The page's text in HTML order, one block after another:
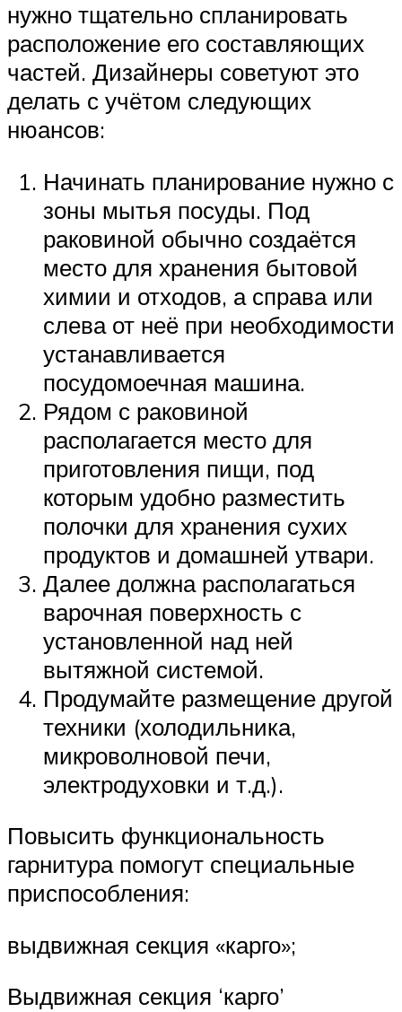
нужно тщательно спланировать
расположение его составляющих
частей. Дизайнеры советуют это
делать с учётом следующих
нюансов:
Начинать планирование нужно с
зоны мытья посуды. Под
раковиной обычно создаётся
место для хранения бытовой
химии и отходов, а справа или
слева от неё при необходимости
устанавливается
посудомоечная машина.
Рядом с раковиной
располагается место для
приготовления пищи, под
которым удобно разместить
полочки для хранения сухих
продуктов и домашней утвари.
Далее должна располагаться
варочная поверхность с
установленной над ней
вытяжной системой.
Продумайте размещение другой
техники (холодильника,
микроволновой печи,
электродуховки и т.д.).
Повысить функциональность
гарнитура помогут специальные
приспособления:
выдвижная секция «карго»;
Выдвижная секция ‘карго’